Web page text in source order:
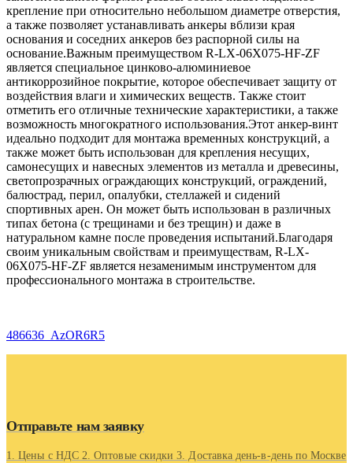
крепление при относительно небольшом диаметре отверстия,
а также позволяет устанавливать анкеры вблизи края
основания и соседних анкеров без распорной силы на
основание.Важным преимуществом R-LX-06X075-HF-ZF
является специальное цинково-алюминиевое
антикоррозийное покрытие, которое обеспечивает защиту от
воздействия влаги и химических веществ. Также стоит
отметить его отличные технические характеристики, а также
возможность многократного использования.Этот анкер-винт
идеально подходит для монтажа временных конструкций, а
также может быть использован для крепления несущих,
самонесущих и навесных элементов из металла и древесины,
светопрозрачных ограждающих конструкций, ограждений,
балюстрад, перил, опалубки, стеллажей и сидений
спортивных арен. Он может быть использован в различных
типах бетона (с трещинами и без трещин) и даже в
натуральном камне после проведения испытаний.Благодаря
своим уникальным свойствам и преимуществам, R-LX-
06X075-HF-ZF является незаменимым инструментом для
профессионального монтажа в строительстве.
486636_AzOR6R5
Отправьте нам заявку
1. Цены с НДС 2. Оптовые скидки 3. Доставка день-в-день по Москве